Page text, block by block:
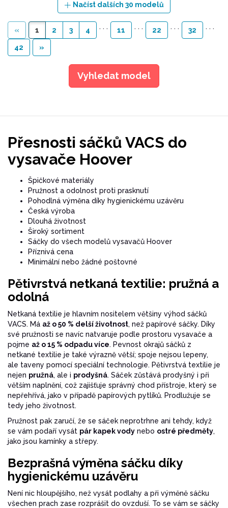
Načíst dalších 30 modelů
« 1 2 3 4 . . . 11 . . . 22 . . . 32 . . .
42 »
Vyhledat model
Přesnosti sáčků VACS do
vysavače Hoover
Špičkové materiály
Pružnost a odolnost proti prasknutí
Pohodlná výměna díky hygienickému uzávěru
Česká výroba
Dlouhá životnost
Široký sortiment
Sáčky do všech modelů vysavačů Hoover
Příznivá cena
Minimální nebo žádné poštovné
Pětivrstvá netkaná textilie: pružná a
odolná
Netkaná textilie je hlavním nositelem většiny výhod sáčků
VACS. Má až o 50 % delší životnost, než papírové sáčky. Díky
své pružnosti se navíc natvaruje podle prostoru vysavače a
pojme až o 15 % odpadu více. Pevnost okrajů sáčků z
netkané textilie je také výrazně větší; spoje nejsou lepeny,
ale taveny pomocí speciální technologie. Pětivrstvá textilie je
nejen pružná, ale i prodyšná. Sáček zůstává prodyšný i při
větším naplnění, což zajišťuje správný chod přístroje, který se
nepřehřívá, jako v případě papírových pytlíků. Prodlužuje se
tedy jeho životnost.
Pružnost pak zaručí, že se sáček neprotrhne ani tehdy, když
se vám podaří vysát pár kapek vody nebo ostré předměty,
jako jsou kamínky a střepy.
Bezprašná výměna sáčku díky
hygienickému uzávěru
Není nic hloupějšího, než vysát podlahy a při výměně sáčku
všechen prach zase rozprášit do ovzduší. To se vám se sáčky